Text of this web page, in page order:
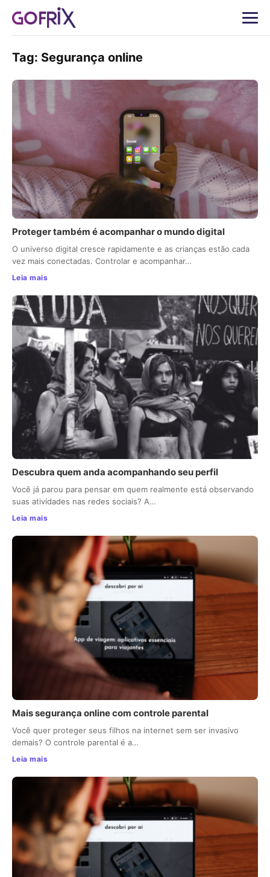
Tag: Segurança online
Proteger também é acompanhar o mundo digital
O universo digital cresce rapidamente e as crianças estão cada
vez mais conectadas. Controlar e acompanhar…
Leia mais
Descubra quem anda acompanhando seu perfil
Você já parou para pensar em quem realmente está observando
suas atividades nas redes sociais? A…
Leia mais
Mais segurança online com controle parental
Você quer proteger seus filhos na internet sem ser invasivo
demais? O controle parental é a…
Leia mais